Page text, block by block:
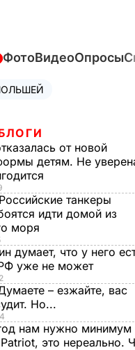
ФотоВидеоОпросы
от новой
детям. Не
Российские танкеры
идти домой из
моря
думает, что у него
уже не может
– езжайте, вас
Но...
нам нужно минимум
это нереально.